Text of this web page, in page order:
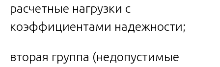
расчетные нагрузки с
коэффициентами надежности;
вторая группа (недопустимые